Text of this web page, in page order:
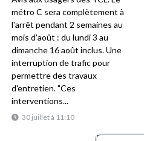
30 juillet à 11:10
métro C sera complètement à
l'arrêt pendant 2 semaines au
mois d'août : du lundi 3 au
dimanche 16 août inclus. Une
interruption de trafic pour
permettre des travaux
d'entretien. "Ces
interventions...